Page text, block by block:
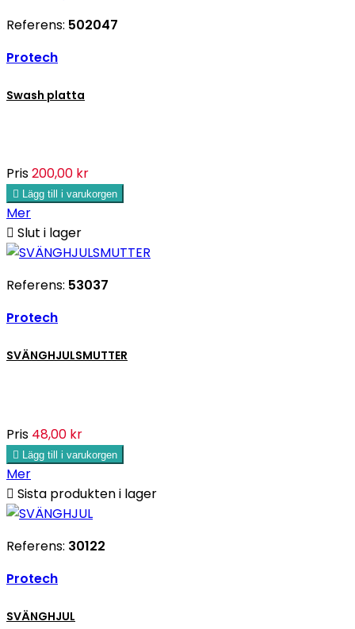
Referens: 502047
Protech
Swash platta
Pris200,00 kr
 Lägg till i varukorgen
Mer
 Slut i lager
Referens: 53037
Protech
SVÄNGHJULSMUTTER
Pris 48,00 kr
 Lägg till i varukorgen
Mer
 Sista produkten i lager
Referens: 30122
Protech
SVÄNGHJUL